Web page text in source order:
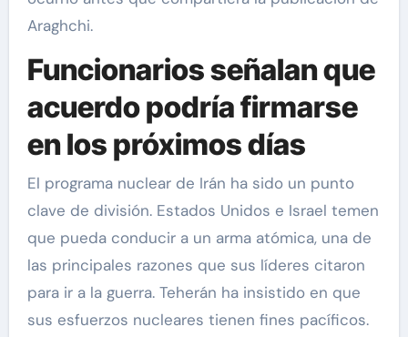
Araghchi.
Funcionarios señalan que
acuerdo podría firmarse
en los próximos días
El programa nuclear de Irán ha sido un punto
clave de división. Estados Unidos e Israel temen
que pueda conducir a un arma atómica, una de
las principales razones que sus líderes citaron
para ir a la guerra. Teherán ha insistido en que
sus esfuerzos nucleares tienen fines pacíficos.